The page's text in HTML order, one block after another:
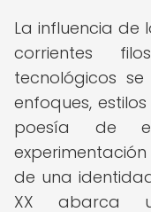
La influencia de
corrientes
tecnológicos
enfoques,
poesía de
de una
XX abarca